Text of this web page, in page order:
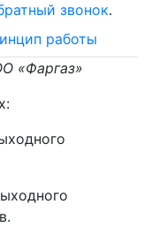
звонок.
работы
«Фаргаз»